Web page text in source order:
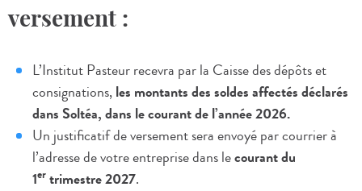
versement :
L’Institut Pasteur recevra par la Caisse des dépôts et
consignations,les montants des soldes affectés déclarés
dans Soltéa, dans le courant de l’année 2026.
Un justificatif de versement sera envoyé par courrier à
l’adresse de votre entreprise dans lecourant du
1er trimestre 2027.